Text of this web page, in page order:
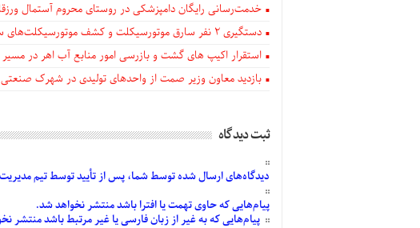
خدمت‌رسانی رایگان دامپزشکی در روستای محروم آستمال
دستگيری ۲ نفر سارق موتورسیکلت و کشف موتورسیکلت‌های سرقتی در اهر
استقرار اکیپ های گشت و بازرسی امور منابع آب اهر در مسیر
بازدید معاون وزیر صمت از واحدهای تولیدی در شهرک صنعتی
ثبت دیدگاه
دیدگاه‌هایارسالشدهتوسط شما، پس از تأییدتوسط تیم
پیام‌هاییکه حاوی تهمت یا افترا باشد منتشر نخواهد شد.
پیام‌هاییکه به غیر از زبان فارسی یا غیر مرتبط باشد منتشر